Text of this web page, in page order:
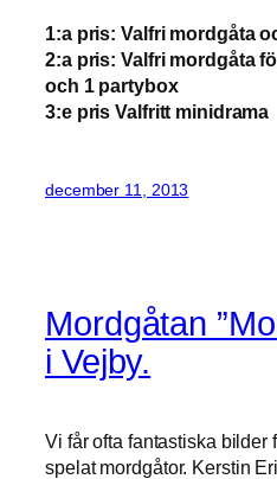
1:a pris: Valfri mordgåta
2:a pris: Valfri mordgåta
och 1 partybox
3:e pris Valfritt minidrama
december 11, 2013
Mordgåtan
i Vejby.
Vi får ofta fantastiska bilder
spelat mordgåtor. Kerstin